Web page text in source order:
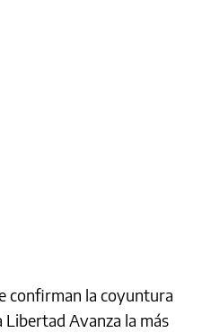
confirman la coyuntura
Avanza la más